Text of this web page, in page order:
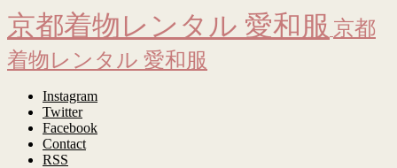
京都着物レンタル 愛和服 京都
着物レンタル 愛和服
Instagram
Twitter
Facebook
Contact
RSS